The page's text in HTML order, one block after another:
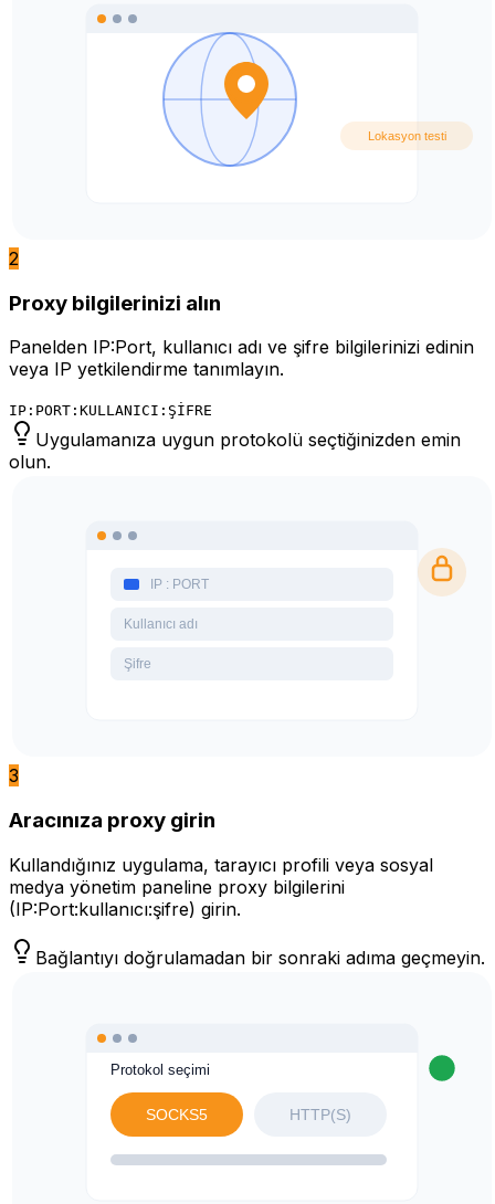
2
Proxy bilgilerinizi alın
Panelden IP:Port, kullanıcı adı ve şifre bilgilerinizi edinin
veya IP yetkilendirme tanımlayın.
IP:PORT:KULLANICI:ŞİFRE
Uygulamanıza uygun protokolü seçtiğinizden emin
olun.
3
Aracınıza proxy girin
Kullandığınız uygulama, tarayıcı profili veya sosyal
medya yönetim paneline proxy bilgilerini
(IP:Port:kullanıcı:şifre) girin.
Bağlantıyı doğrulamadan bir sonraki adıma geçmeyin.